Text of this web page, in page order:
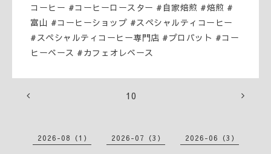
コーヒー #コーヒーロースター #自家焙煎 #焙煎 #
富山 #コーヒーショップ #スペシャルティコーヒー
#スペシャルティコーヒー専門店 #プロバット #コー
ヒーベース #カフェオレベース
10
2026-08（1） 2026-07（3） 2026-06（3）